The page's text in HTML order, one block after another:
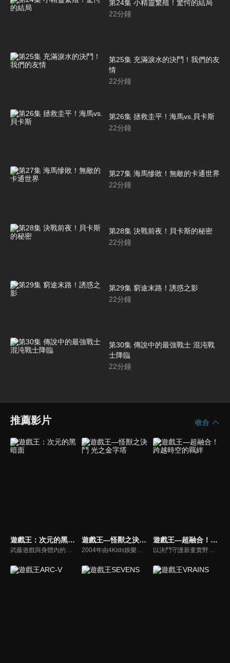
第24集 小精靈繁殖！驚愕的結局
22分鐘
第25集 充滿淚水的決鬥！我們的友
情
22分鐘
第26集 拯救圭平！海馬vs.貝卡斯
22分鐘
第27集 海馬慘敗！無敵的卡通世界
22分鐘
第28集 決戰前夜！貝卡斯的秘密
22分鐘
第29集 窮途末路！誘惑之影
22分鐘
第30集 傳說中的最強戰士 混沌戰
士降臨
22分鐘
推薦影片 收合
遊戲王：次元的黑暗面 遊戲王—怪獸之決鬥 光之金字塔 遊戲王—超融合！跨越時空的羈絆
以決鬥守護新童實野市的不動遊星，被為了毀滅世界從未來而來的神秘男子・帕拉杜克斯將自己的王牌怪獸星塵龍奪走。 為了挽救被毀滅的未來，帕拉杜克斯從未來回到過去並企圖改變歷史，藉著殺死貝卡斯，讓戰鬥怪獸的歷史被抹滅。